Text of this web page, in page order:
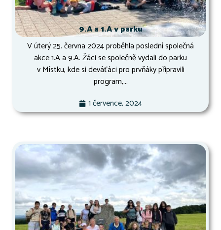
9.A a 1.A v parku
V úterý 25. června 2024 proběhla poslední společná
akce 1.A a 9.A. Žáci se společně vydali do parku
v Místku, kde si deváťáci pro prvňáky připravili
program,...
1 července, 2024